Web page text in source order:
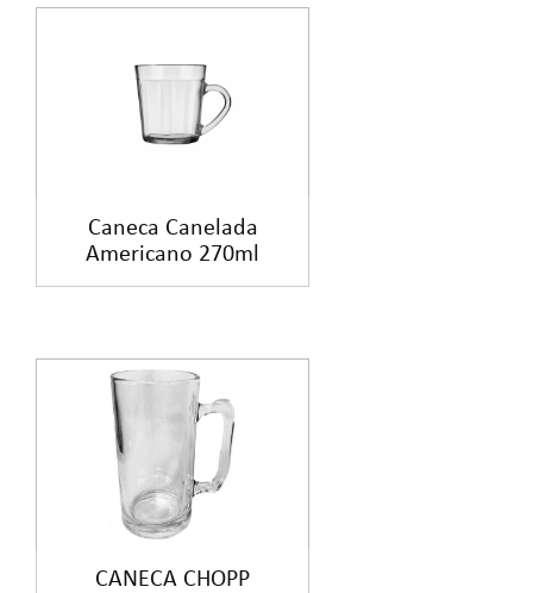
Caneca Canelada
Americano 270ml
CANECA CHOPP